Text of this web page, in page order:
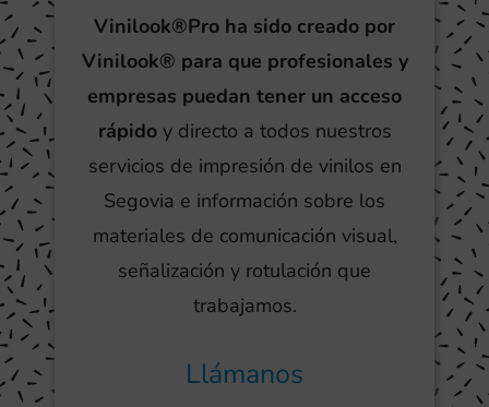
Vinilook®Pro ha sido creado por
Vinilook® para que profesionales y
empresas puedan tener un acceso
rápidoy directo a todos nuestros
servicios de impresión de vinilos en
Segovia e información sobre los
materiales de comunicación visual,
señalización y rotulación que
trabajamos.
Llámanos